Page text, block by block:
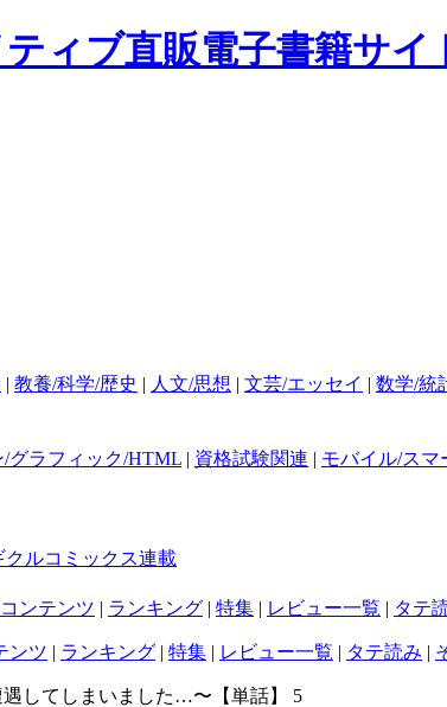
| 教養/科学/歴史 | 人文/思想 | 文芸/エッセイ | 数学/統
/グラフィック/HTML | 資格試験関連 | モバイル/スマ
クルコミックス連載
ンテンツ | ランキング | 特集 | レビュー一覧 | タテ
ンツ | ランキング | 特集 | レビュー一覧 | タテ読み |
してしまいました…〜【単話】 5